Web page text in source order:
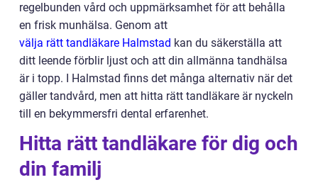
regelbunden vård och uppmärksamhet för att behålla
en frisk munhälsa. Genom att
välja rätt tandläkare Halmstad kan du säkerställa att
ditt leende förblir ljust och att din allmänna tandhälsa
är i topp. I Halmstad finns det många alternativ när det
gäller tandvård, men att hitta rätt tandläkare är nyckeln
till en bekymmersfri dental erfarenhet.
Hitta rätt tandläkare för dig och
din familj